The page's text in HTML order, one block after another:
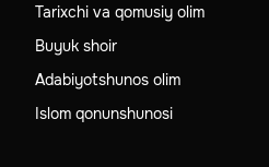
Tarixchi va qomusiy olim
Buyuk shoir
Adabiyotshunos olim
Islom qonunshunosi